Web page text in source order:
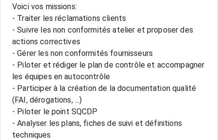
Voici vos missions:
- Traiter les réclamations clients
- Suivre les non conformités atelier et proposer des
actions correctives
- Gérer les non conformités fournisseurs
- Piloter et rédiger le plan de contrôle et accompagner
les équipes en autocontrôle
- Participer à la création de la documentation qualité
(FAI, dérogations, ...)
- Piloter le point SQCDP
- Analyser les plans, fiches de suivi et définitions
techniques